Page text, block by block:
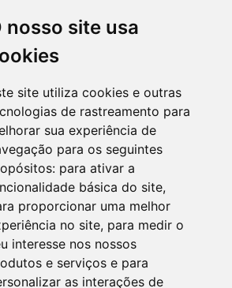
nosso site usa
site utiliza cookies e outras
de rastreamento para
sua experiência de
para os seguintes
para ativar a
básica do site,
proporcionar uma melhor
no site, para medir o
interesse nos nossos
e serviços e para
as interações de
PRINCIPIO
GRANDE DO SUL
e das 13h às 17h30, de segunda a
nas sextas-feiras das 7h às 13h
Winter 65 - Centro Bom
Brasil CEP 95765-000